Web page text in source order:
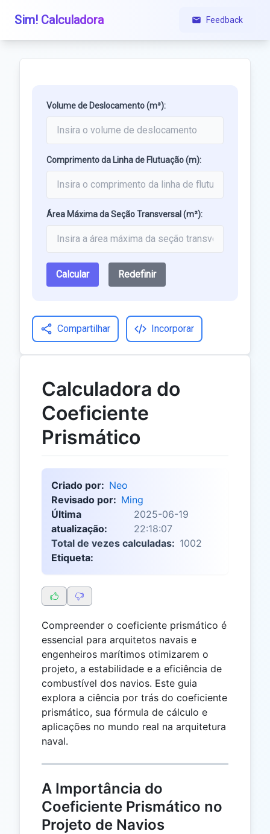
Sim! Calculadora Feedback
Volume de Deslocamento (m³):
Comprimento da Linha de Flutuação (m):
Área Máxima da Seção Transversal (m²):
Calcular Redefinir
Compartilhar Incorporar
Calculadora do
Coeficiente
Prismático
Criado por: Neo
Revisado por: Ming
Última
atualização:
2025-06-19
22:18:07
Total de vezes calculadas: 1002
Etiqueta:
Compreender o coeficiente prismático é
essencial para arquitetos navais e
engenheiros marítimos otimizarem o
projeto, a estabilidade e a eficiência de
combustível dos navios. Este guia
explora a ciência por trás do coeficiente
prismático, sua fórmula de cálculo e
aplicações no mundo real na arquitetura
naval.
A Importância do
Coeficiente Prismático no
Projeto de Navios